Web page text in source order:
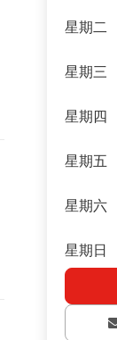
星期二
星期三
星期四
星期五
星期六
星期日